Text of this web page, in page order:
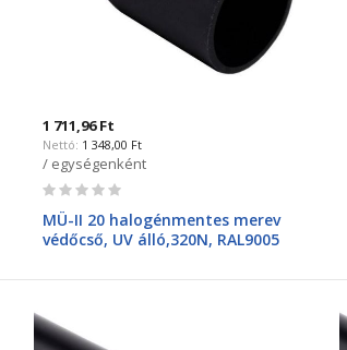
1 711,96 Ft
1 348,00 Ft
/ egységenként
Rating:
0%
MÜ-II 20 halogénmentes merev
védőcső, UV álló,320N, RAL9005